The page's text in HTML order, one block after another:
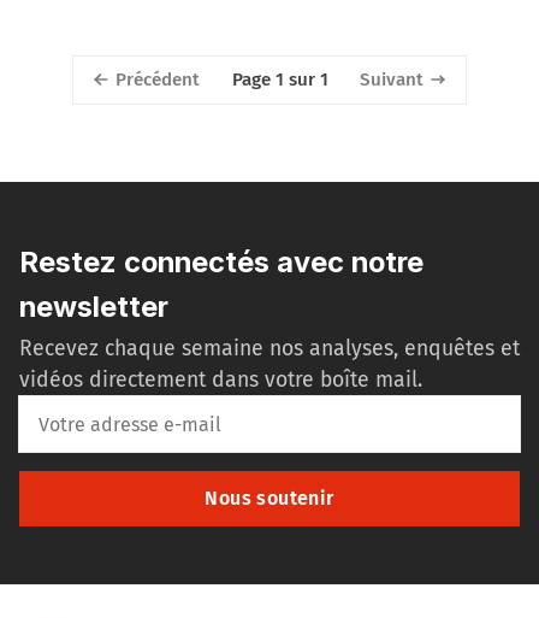
Précédent Page 1 sur 1 Suivant
Restez connectés avec notre
newsletter
Recevez chaque semaine nos analyses, enquêtes et
vidéos directement dans votre boîte mail.
Nous soutenir